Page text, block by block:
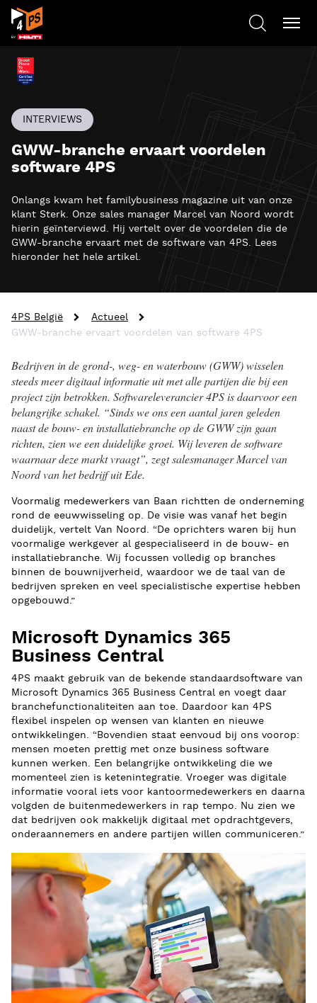
INTERVIEWS
GWW-branche ervaart voordelen
software 4PS
Onlangs kwam het familybusiness magazine uit van onze
klant Sterk. Onze sales manager Marcel van Noord wordt
hierin geïnterviewd. Hij vertelt over de voordelen die de
GWW-branche ervaart met de software van 4PS. Lees
hieronder het hele artikel.
4PS België
Actueel
GWW-branche ervaart voordelen van software 4PS
Bedrijven in de grond-, weg- en waterbouw (GWW) wisselen
steeds meer digitaal informatie uit met alle partijen die bij een
project zijn betrokken. Software­leverancier 4PS is daarvoor een
belangrijke schakel. “Sinds we ons een aantal jaren geleden
naast de bouw- en installatiebranche op de GWW zijn gaan
richten, zien we een duidelijke groei. Wij leveren de software
waarnaar deze markt vraagt”, zegt salesmanager Marcel van
Noord van het bedrijf uit Ede.
Voormalig medewerkers van Baan richtten de onderneming
rond de eeuwwisseling op. De visie was vanaf het begin
duidelijk, vertelt Van Noord. “De oprichters waren bij hun
voormalige werkgever al gespecialiseerd in de bouw- en
installatiebranche. Wij focussen volledig op branches
binnen de bouwnijverheid, waardoor we de taal van de
bedrijven spreken en veel specialistische expertise hebben
opgebouwd.”
Microsoft Dynamics 365
Business Central
4PS maakt gebruik van de bekende standaardsoftware van
Microsoft Dynamics 365 Business Central en voegt daar
branchefunctionaliteiten aan toe. Daardoor kan 4PS
flexibel inspelen op wensen van klanten en nieuwe
ontwikkelingen. “Bovendien staat eenvoud bij ons voorop:
mensen moeten prettig met onze business software
kunnen werken. Een belangrijke ontwikkeling die we
momenteel zien is ketenintegratie. Vroeger was digitale
informatie vooral iets voor kantoormedewerkers en daarna
volgden de buitenmedewerkers in rap tempo. Nu zien we
dat bedrijven ook makkelijk digitaal met opdrachtgevers,
onderaannemers en andere partijen willen communiceren.”